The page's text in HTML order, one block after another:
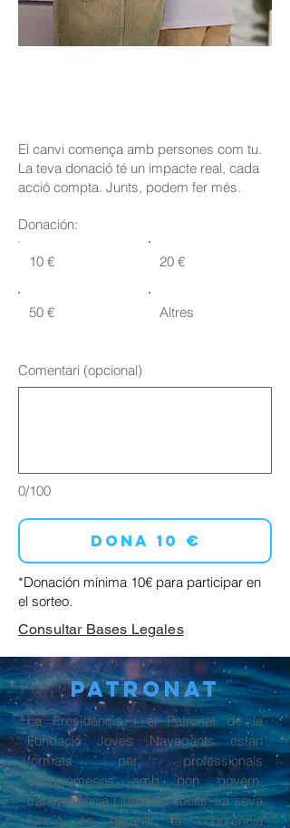
El canvi comença amb persones com tu.
La teva donació té un impacte real, cada
acció compta. Junts, podem fer més.
Donación:
10 € 20 €
50 € Altres
0/100
Comentari (opcional)
Dona 10 €
*Donación mínima 10€ para participar en
el sorteo.
Consultar Bases Legales
PATRONAT
La Presidència i el Patronat de la
Fundació Joves Navegants estan
formats per professionals
compromesos amb bon govern,
transparència i impacte social. La seva
funció és garantir la coherència